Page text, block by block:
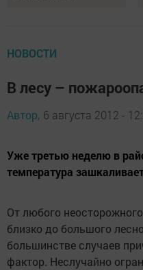
НОВОСТИ
В лесу –
Автор, 6 августа 2012 -
Уже третью неделю в
температура
От любого
близко до большого
большинстве случаев
фактор. Неслучайно